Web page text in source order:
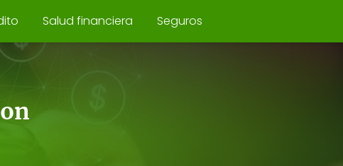
Salud financiera Seguros